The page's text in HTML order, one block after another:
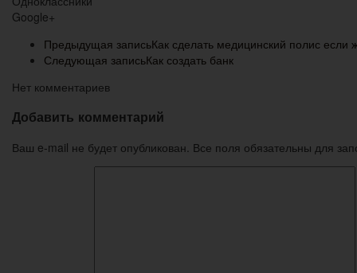
Google+
Предыдущая записьКак сделать медицинский полис если
Следующая записьКак создать банк
Нет комментариев
Добавить комментарий
Ваш e-mail не будет опубликован. Все поля обязательны для